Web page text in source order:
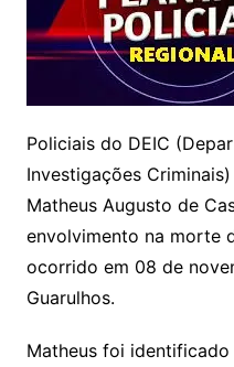
Policiais do DEIC
Investigações
Matheus Augusto de
envolvimento na morte
ocorrido em 08 de
Guarulhos.
Matheus foi